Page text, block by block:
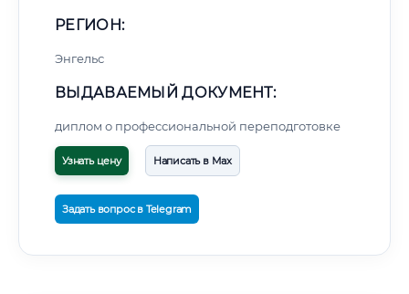
РЕГИОН:
Энгельс
ВЫДАВАЕМЫЙ ДОКУМЕНТ:
диплом о профессиональной переподготовке
Узнать цену Написать в Max
Задать вопрос в Telegram